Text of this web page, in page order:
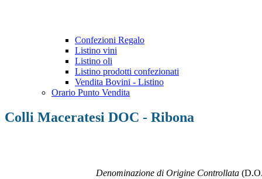
Confezioni Regalo
Listino vini
Listino oli
Listino prodotti confezionati
Vendita Bovini - Listino
Orario Punto Vendita
Colli Maceratesi DOC - Ribona
Denominazione di Origine Controllata